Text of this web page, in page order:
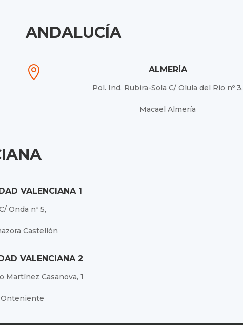
ANDALUCÍA
 ALMERÍA
Pol. Ind. Rubira-Sola C/ Olula del Rio nº 3,
Macael Almería
VALENCIANA 1
Onda nº 5,
Castellón
VALENCIANA 2
Martínez Casanova, 1
Onteniente